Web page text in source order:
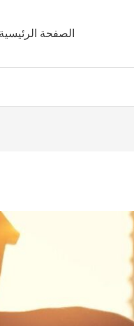
الصفحة الرئيسية